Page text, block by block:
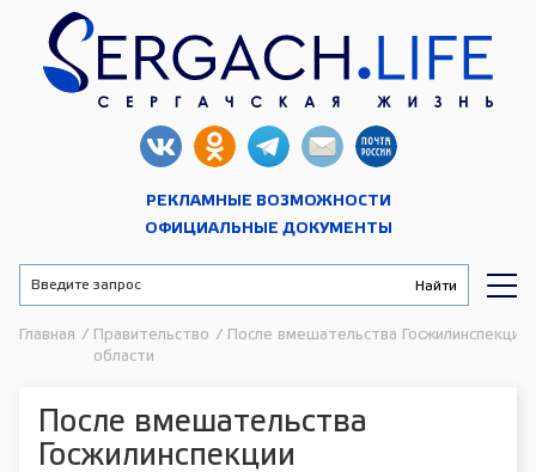
РЕКЛАМНЫЕ ВОЗМОЖНОСТИ
ОФИЦИАЛЬНЫЕ ДОКУМЕНТЫ
Главная /
Правительство
области
/ После вмешательства
После вмешательства
Госжилинспекции